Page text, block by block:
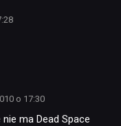
o 17:30
ma Dead Space